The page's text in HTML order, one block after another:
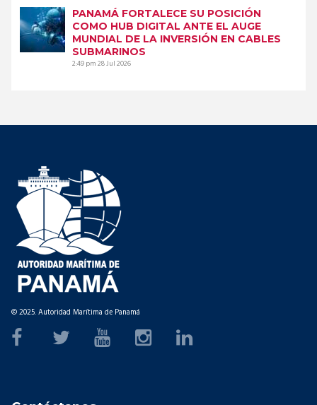
PANAMÁ FORTALECE SU POSICIÓN
COMO HUB DIGITAL ANTE EL AUGE
MUNDIAL DE LA INVERSIÓN EN CABLES
SUBMARINOS
2:49 pm28 Jul 2026
© 2025. Autoridad Marítima de Panamá